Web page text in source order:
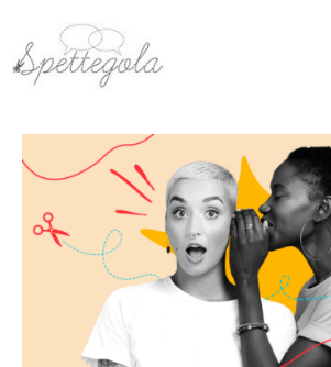
contenuto